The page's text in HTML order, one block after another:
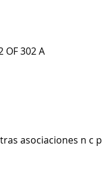
OF 302 A
asociaciones n c p